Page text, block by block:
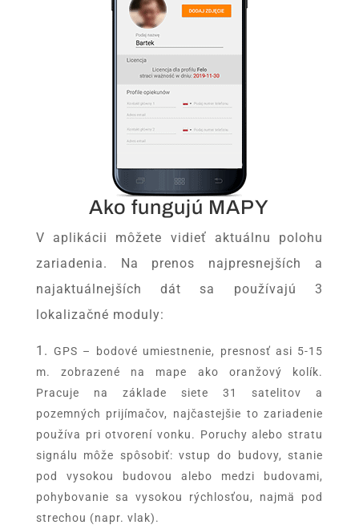
Ako fungujú MAPY
V aplikácii môžete vidieť aktuálnu polohu
zariadenia. Na prenos najpresnejších a
najaktuálnejších dát sa používajú 3
lokalizačné moduly:
GPS – bodové umiestnenie, presnosť asi 5-15
m. zobrazené na mape ako oranžový kolík.
Pracuje na základe siete 31 satelitov a
pozemných prijímačov, najčastejšie to zariadenie
používa pri otvorení vonku. Poruchy alebo stratu
signálu môže spôsobiť: vstup do budovy, stanie
pod vysokou budovou alebo medzi budovami,
pohybovanie sa vysokou rýchlosťou, najmä pod
strechou (napr. vlak).